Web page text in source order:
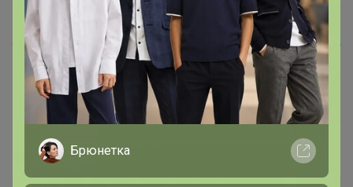
Брюнетка